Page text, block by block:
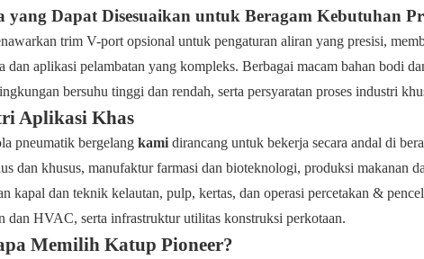
yang Dapat Disesuaikan untuk Beragam Kebutuhan
trim V-port opsional untuk pengaturan aliran yang presisi,
dan aplikasi pelambatan yang kompleks. Berbagai macam bahan bodi
bersuhu tinggi dan rendah, serta persyaratan proses industri
Aplikasi Khas
pneumatik bergelang kami dirancang untuk bekerja secara andal di
dan khusus, manufaktur farmasi dan bioteknologi, produksi makanan
kapal dan teknik kelautan, pulp, kertas, dan operasi percetakan &
dan HVAC, serta infrastruktur utilitas konstruksi perkotaan.
Memilih Katup Pioneer?